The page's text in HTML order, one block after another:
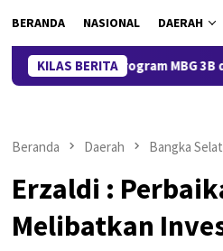
BERANDA NASIONAL DAERAH
KILAS BERITA
Tinjau Program MBG 3B di
Beranda Daerah Bangka
Erzaldi :
Melibatkan